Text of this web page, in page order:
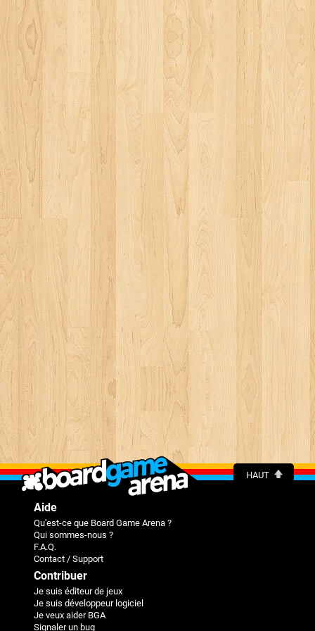
HAUT
Aide
Qu'est-ce que Board Game Arena ?
Qui sommes-nous ?
F.A.Q.
Contact / Support
Contribuer
Je suis éditeur de jeux
Je suis développeur logiciel
Je veux aider BGA
Signaler un bug